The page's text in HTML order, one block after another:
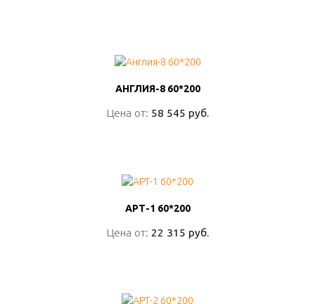
АНГЛИЯ-8 60*200
Цена от: 58 545 руб.
АНГЛИЯ-8 60*200
Цена от: 58 545 руб.
АРТ-1 60*200
Цена от: 22 315 руб.
АРТ-1 60*200
Цена от: 22 315 руб.